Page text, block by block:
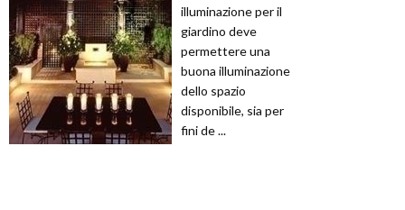
illuminazione per il
giardino deve
permettere una
buona illuminazione
dello spazio
disponibile, sia per
fini de ...